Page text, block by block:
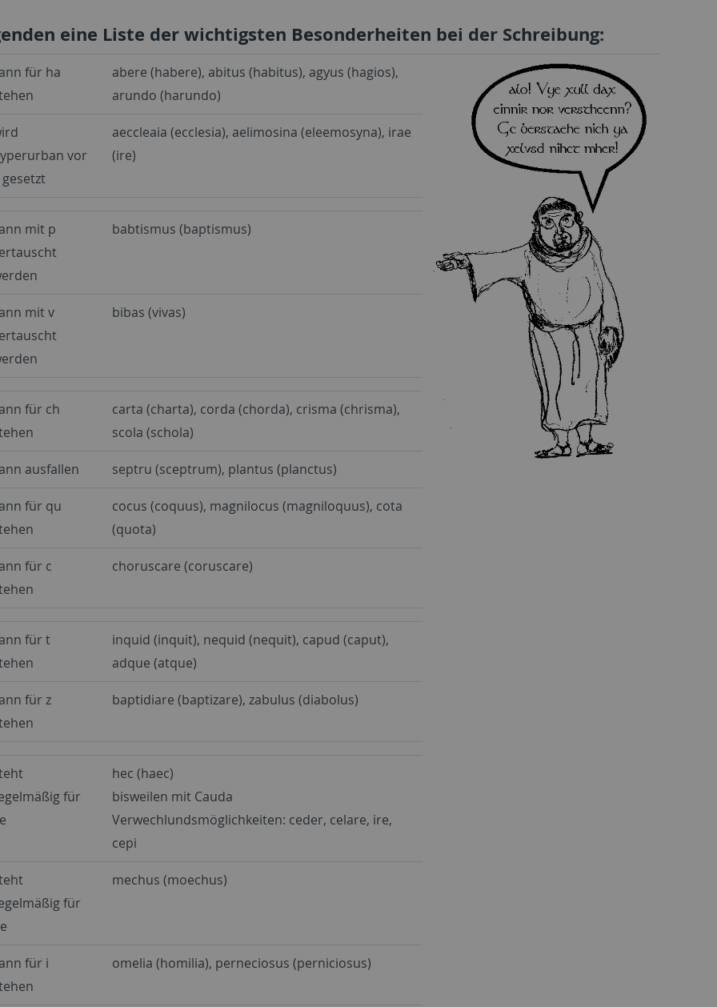
eine Liste der wichtigsten Besonderheiten bei der Schreibung:
für ha
abere (habere), abitus (habitus), agyus (hagios),
arundo (harundo)
vor
gesetzt
aeccleaia (ecclesia), aelimosina (eleemosyna), irae
(ire)
mit p
babtismus (baptismus)
mit v
bibas (vivas)
für ch
carta (charta), corda (chorda), crisma (chrisma),
scola (schola)
ausfallen septru (sceptrum), plantus (planctus)
für qu
cocus (coquus), magnilocus (magniloquus), cota
(quota)
für c
choruscare (coruscare)
für t
inquid (inquit), nequid (nequit), capud (caput),
adque (atque)
für z
baptidiare (baptizare), zabulus (diabolus)
für
hec (haec)
bisweilen mit Cauda
Verwechlundsmöglichkeiten: ceder, celare, ire,
cepi
für
mechus (moechus)
für i
omelia (homilia), perneciosus (perniciosus)